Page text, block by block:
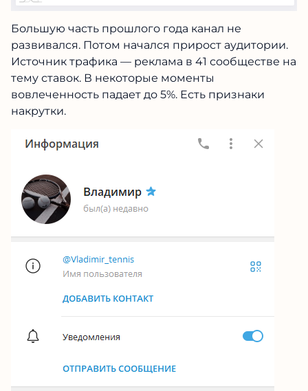
Большую часть прошлого года канал не
развивался. Потом начался прирост аудитории.
Источник трафика — реклама в 41 сообществе на
тему ставок. В некоторые моменты
вовлеченность падает до 5%. Есть признаки
накрутки.